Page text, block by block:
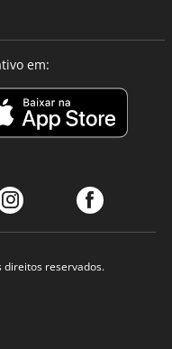
em:
direitos reservados.